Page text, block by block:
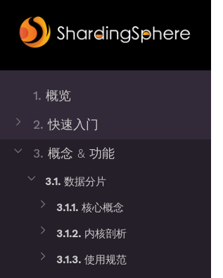
1. 概览
2.快速入门
3. 概念 & 功能
3.1.数据分片
3.1.1.核心概念
3.1.2. 内核剖析
3.1.3.使用规范